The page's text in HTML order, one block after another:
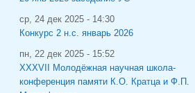
ср, 24 дек 2025 - 14:30
Конкурс 2 н.с. январь 2026
пн, 22 дек 2025 - 15:52
XXXVII Молодёжная научная школа-
конференция памяти К.О. Кратца и Ф.П.